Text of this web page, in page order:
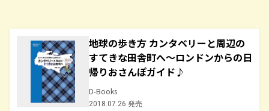
地球の歩き方 カンタベリーと周辺の
すてきな田舎町へ～ロンドンからの日
帰りおさんぽガイド♪
D-Books
2018.07.26 発売